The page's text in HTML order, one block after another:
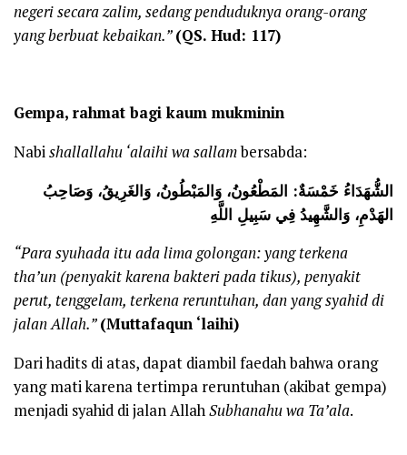
negeri secara zalim, sedang penduduknya orang-orang
yang berbuat kebaikan.”(QS. Hud: 117)
Gempa, rahmat bagi kaum mukminin
Nabishallallahu ‘alaihi wa sallambersabda:
الشُّهَدَاءُ خَمْسَةٌ: المَطْعُونُ، وَالمَبْطُونُ، وَالغَرِيقُ، وَصَاحِبُ
الهَدْمِ، وَالشَّهِيدُ فِي سَبِيلِ اللَّهِ
“Para syuhada itu ada lima golongan: yang terkena
tha’un (penyakit karena bakteri pada tikus), penyakit
perut, tenggelam, terkena reruntuhan, dan yang syahid di
jalan Allah.”(Muttafaqun ‘laihi)
Dari hadits di atas, dapat diambil faedah bahwa orang
yang mati karena tertimpa reruntuhan (akibat gempa)
menjadi syahid di jalan AllahSubhanahu wa Ta’ala.